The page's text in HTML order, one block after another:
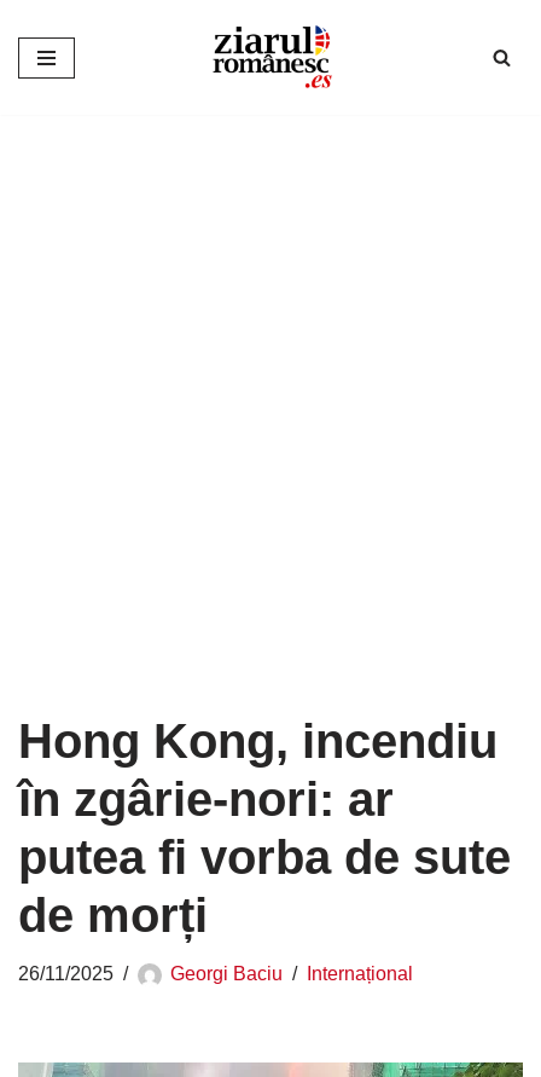
Sari
Hong Kong, incendiu
în zgârie-nori: ar
putea fi vorba de sute
de morți
26/11/2025 Georgi Baciu Internațional